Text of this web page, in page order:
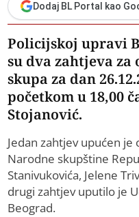
Dodaj BL Portal kao
Policijskoj upravi
su dva zahtjeva
skupa za dan
početkom u 18,00
Stojanović.
Jedan zahtjev upućen
Narodne skupštine
Stanivukovića, Jelene
drugi zahtjev uputilo je
Beograd.